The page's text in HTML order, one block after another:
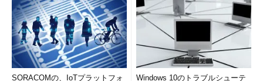
SORACOMの、IoTプラットフォ
Windows 10のトラブルシューテ